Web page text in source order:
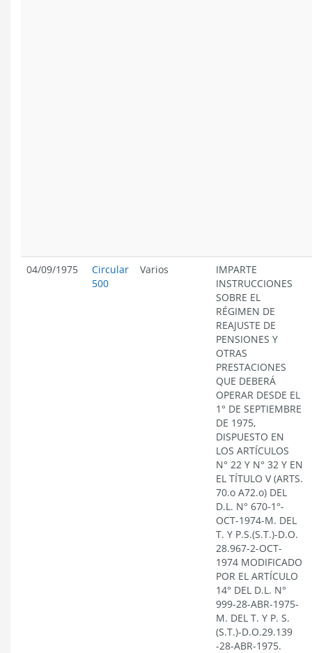
04/09/1975
Circular
500
Varios
IMPARTE
INSTRUCCIONES
SOBRE EL
RÉGIMEN DE
REAJUSTE DE
PENSIONES Y
OTRAS
PRESTACIONES
QUE DEBERÁ
OPERAR DESDE EL
1° DE SEPTIEMBRE
DE 1975,
DISPUESTO EN
LOS ARTÍCULOS
N° 22 Y N° 32 Y EN
EL TÍTULO V (ARTS.
70.o A72.o) DEL
D.L. N° 670-1°-
OCT-1974-M. DEL
T. Y P.S.(S.T.)-D.O.
28.967-2-OCT-
1974 MODIFICADO
POR EL ARTÍCULO
14° DEL D.L. N°
999-28-ABR-1975-
M. DEL T. Y P. S.
(S.T.)-D.O.29.139
-28-ABR-1975.